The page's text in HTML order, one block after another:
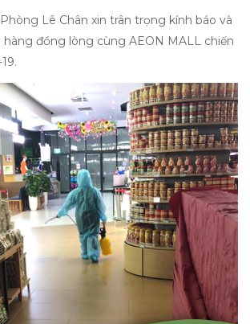
Lê Chân xin trân trọng kính báo và
đồng lòng cùng AEON MALL chiến